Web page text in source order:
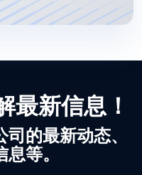
最新信息！
的最新动态、
等。